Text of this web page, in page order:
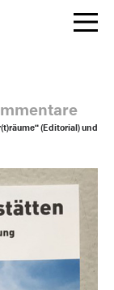
(Editorial) und